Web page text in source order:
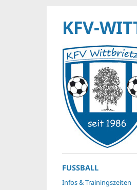
KFV-
FUSSBALL
Infos & Trainingszeiten